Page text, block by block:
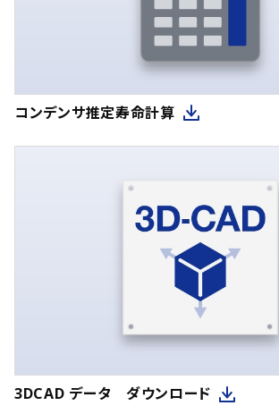
コンデンサ推定寿命計算
3DCAD データ ダウンロード